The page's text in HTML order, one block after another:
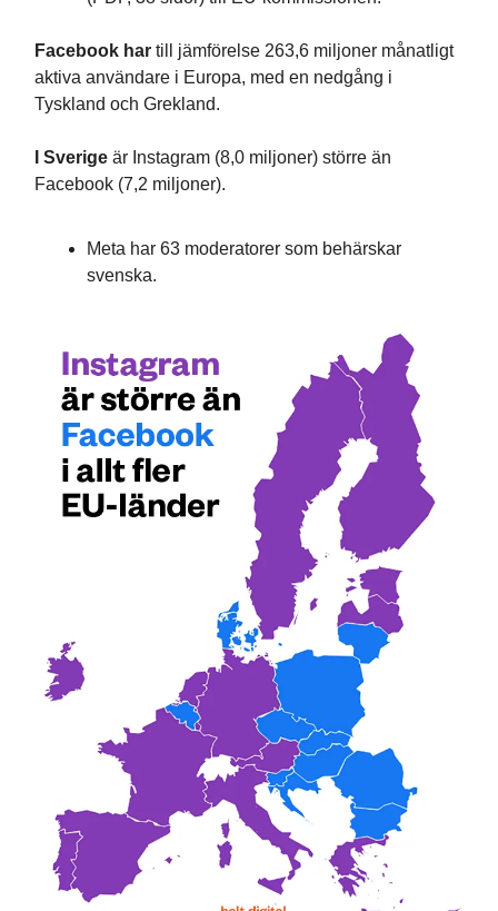
Facebook har till jämförelse 263,6 miljoner månatligt
aktiva användare i Europa, med en nedgång i
Tyskland och Grekland.
I Sverige är Instagram (8,0 miljoner) större än
Facebook (7,2 miljoner).
Meta har 63 moderatorer som behärskar
svenska.